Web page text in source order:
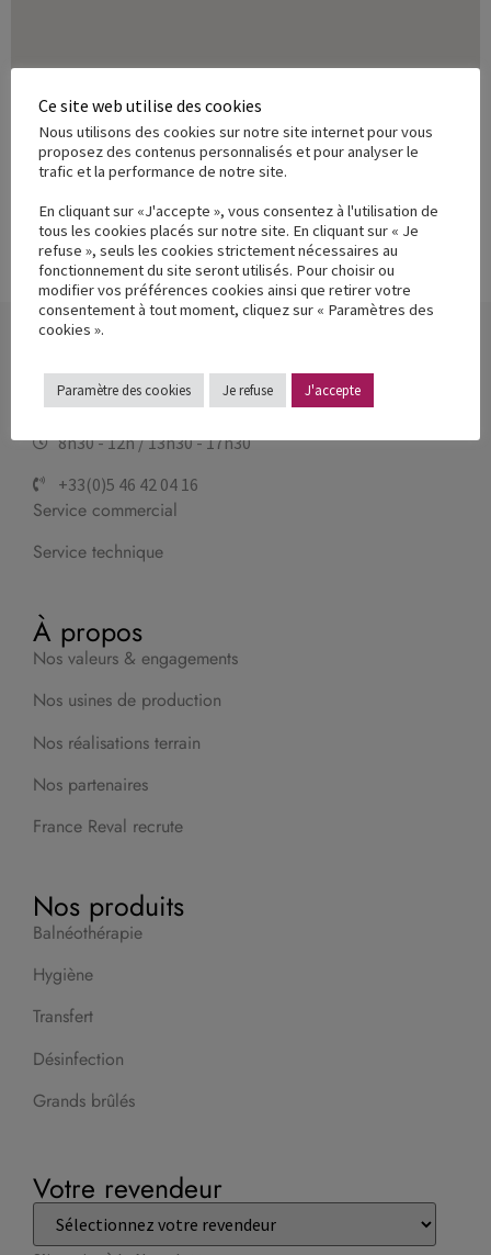
Contactez-nous
Lundi - Vendredi
8h30 - 12h / 13h30 - 17h30
+33(0)5 46 42 04 16
Service commercial
Service technique
À propos
Nos valeurs & engagements
Nos usines de production
Nos réalisations terrain
Nos partenaires
France Reval recrute
Nos produits
Balnéothérapie
Hygiène
Transfert
Désinfection
Grands brûlés
Votre revendeur
Ce site web utilise des cookies
Nous utilisons des cookies sur notre site internet pour vous
proposez des contenus personnalisés et pour analyser le
trafic et la performance de notre site.
En cliquant sur «J'accepte », vous consentez à l'utilisation de
tous les cookies placés sur notre site. En cliquant sur « Je
refuse », seuls les cookies strictement nécessaires au
fonctionnement du site seront utilisés. Pour choisir ou
modifier vos préférences cookies ainsi que retirer votre
consentement à tout moment, cliquez sur « Paramètres des
cookies ».
Paramètre des cookies Je refuse J'accepte